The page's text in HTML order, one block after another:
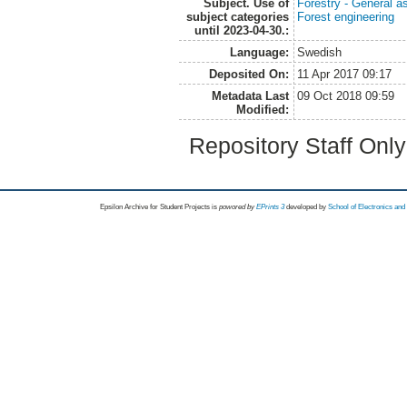
Subject. Use of
subject categories
until 2023-04-30.:
Forestry - General
Forest engineering
Language:
Swedish
Deposited On:
11 Apr 2017 09:17
Metadata Last
Modified:
09 Oct 2018 09:59
Repository Staff
Epsilon Archive for Student Projects is powored byEPrints 3 developed by School of Electronics